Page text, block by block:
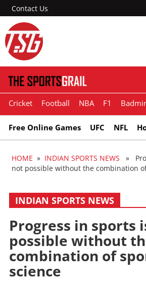
Contact Us
Cricket Football NBA F1
Free Online Games UFC NFL
HOME » INDIAN SPORTS NEWS »
not possible without the combination
INDIAN SPORTS NEWS
Progress in sports
possible without
combination of
science